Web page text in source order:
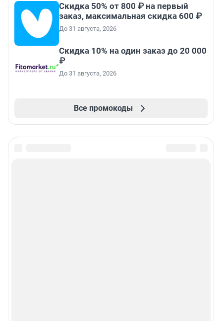
Скидка 50% от 800 ₽ на первый
заказ, максимальная скидка 600 ₽
До 31 августа, 2026
Скидка 10% на один заказ до 20 000
₽
До 31 августа, 2026
Все промокоды